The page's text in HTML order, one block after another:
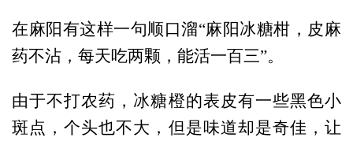
在麻阳有这样一句顺口溜“麻阳冰糖柑，皮麻
药不沾，每天吃两颗，能活一百三”。
由于不打农药，冰糖橙的表皮有一些黑色小
斑点，个头也不大，但是味道却是奇佳，让